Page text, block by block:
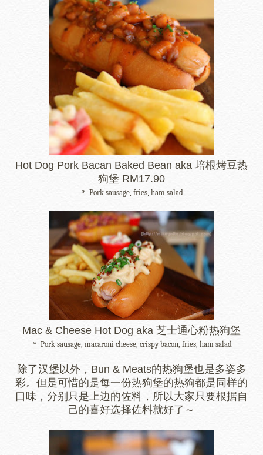
Hot Dog Pork Bacan Baked Bean aka 培根烤豆热
狗堡 RM17.90
＊ Pork sausage, fries, ham salad
Mac & Cheese Hot Dog aka 芝士通心粉热狗堡
＊ Pork sausage, macaroni cheese, crispy bacon, fries, ham salad
除了汉堡以外，Bun & Meats的热狗堡也是多姿多
彩。但是可惜的是每一份热狗堡的热狗都是同样的
口味，分别只是上边的佐料，所以大家只要根据自
己的喜好选择佐料就好了～